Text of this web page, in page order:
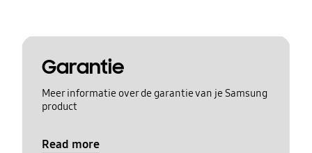
Garantie
Meer informatie over de garantie van je Samsung
product
Read more